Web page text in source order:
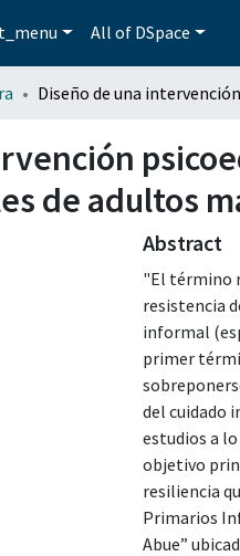
All of DSpace
de adultos
Abstract
"El término
resistencia
informal
primer
del cuidado
estudios a
objetivo
resiliencia
Primarios
Abue”